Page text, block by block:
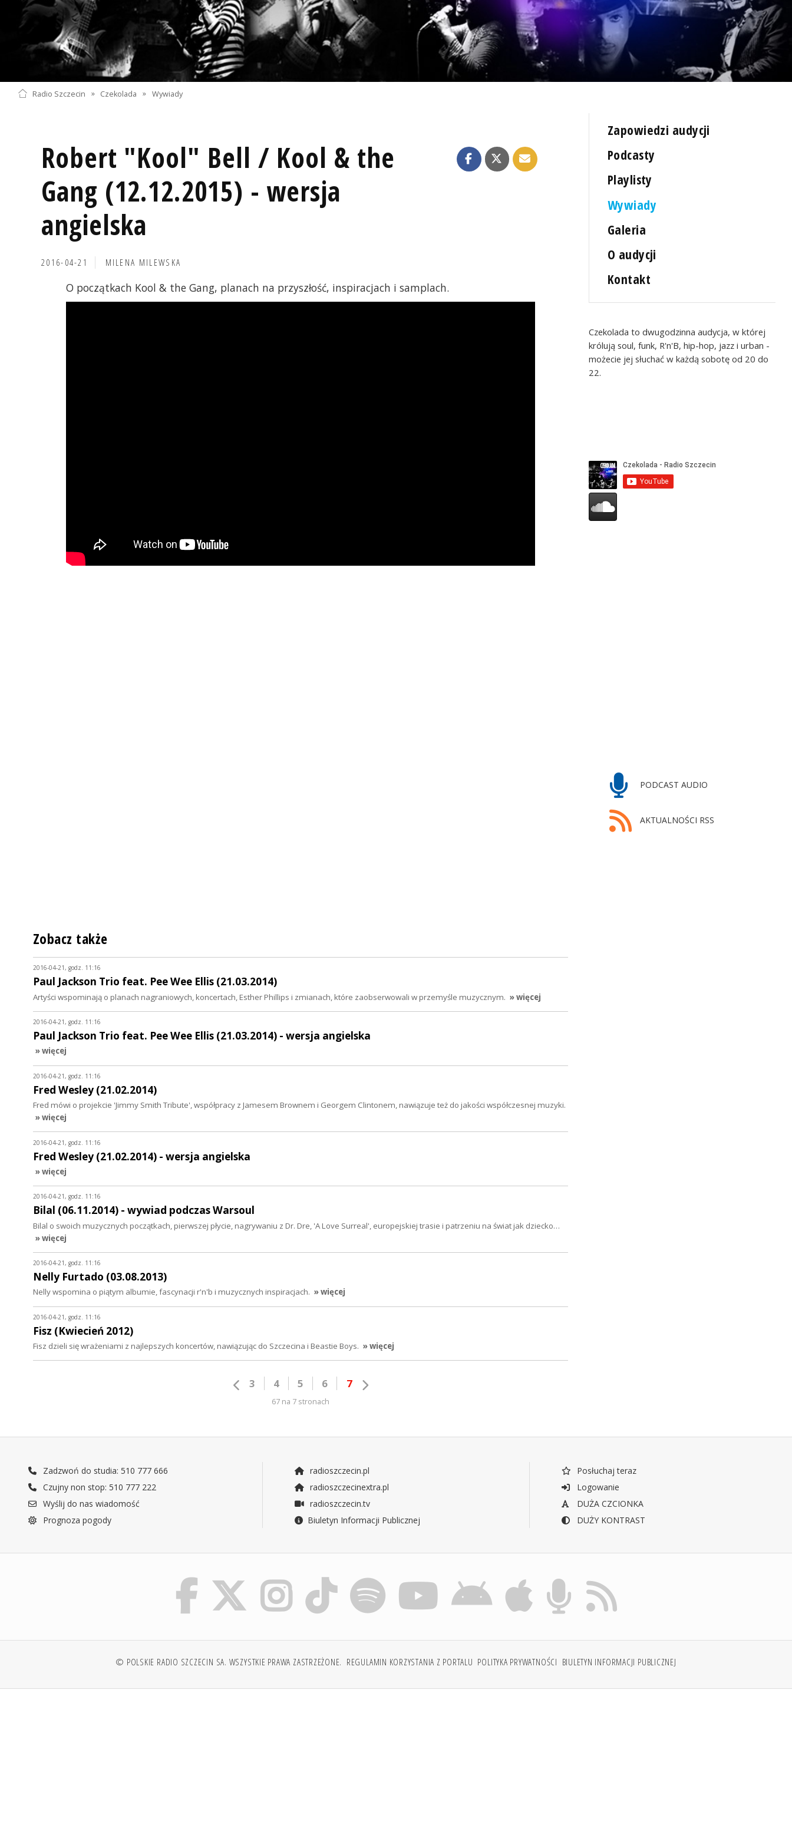
Radio Szczecin » Czekolada » Wywiady
Robert "Kool" Bell / Kool & the
Gang (12.12.2015) - wersja
angielska
2016-04-21 MILENA MILEWSKA
O początkach Kool & the Gang, planach na przyszłość, inspiracjach i samplach.
Zapowiedzi audycji
Podcasty
Playlisty
Wywiady
Galeria
O audycji
Kontakt
Czekolada to dwugodzinna audycja, w której
królują soul, funk, R'n'B, hip-hop, jazz i urban -
możecie jej słuchać w każdą sobotę od 20 do
22.
PODCAST AUDIO
AKTUALNOŚCI RSS
Zobacz także
2016-04-21, godz. 11:16
Paul Jackson Trio feat. Pee Wee Ellis (21.03.2014)
Artyści wspominają o planach nagraniowych, koncertach, Esther Phillips i zmianach, które zaobserwowali w przemyśle muzycznym. » więcej
2016-04-21, godz. 11:16
Paul Jackson Trio feat. Pee Wee Ellis (21.03.2014) - wersja angielska
» więcej
2016-04-21, godz. 11:16
Fred Wesley (21.02.2014)
Fred mówi o projekcie 'Jimmy Smith Tribute', współpracy z Jamesem Brownem i Georgem Clintonem, nawiązuje też do jakości współczesnej muzyki.
» więcej
2016-04-21, godz. 11:16
Fred Wesley (21.02.2014) - wersja angielska
» więcej
2016-04-21, godz. 11:16
Bilal (06.11.2014) - wywiad podczas Warsoul
Bilal o swoich muzycznych początkach, pierwszej płycie, nagrywaniu z Dr. Dre, 'A Love Surreal', europejskiej trasie i patrzeniu na świat jak dziecko…
» więcej
2016-04-21, godz. 11:16
Nelly Furtado (03.08.2013)
Nelly wspomina o piątym albumie, fascynacji r'n'b i muzycznych inspiracjach. » więcej
2016-04-21, godz. 11:16
Fisz (Kwiecień 2012)
Fisz dzieli się wrażeniami z najlepszych koncertów, nawiązując do Szczecina i Beastie Boys. » więcej
3 4 5 6 7
67 na 7 stronach
Zadzwoń do studia: 510 777 666
Czujny non stop: 510 777 222
Wyślij do nas wiadomość
Prognoza pogody
radioszczecin.pl
radioszczecinextra.pl
radioszczecin.tv
Biuletyn Informacji Publicznej
Posłuchaj teraz
Logowanie
DUŻA CZCIONKA
DUŻY KONTRAST
© POLSKIE RADIO SZCZECIN SA. WSZYSTKIE PRAWA ZASTRZEŻONE. REGULAMIN KORZYSTANIA Z PORTALU POLITYKA PRYWATNOŚCI BIULETYN INFORMACJI PUBLICZNEJ